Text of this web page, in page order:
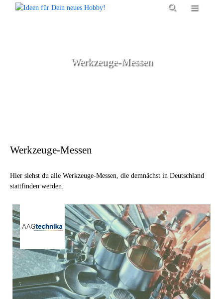
Menü
Werkzeuge-Messen
Werkzeuge-Messen
Hier siehst du alle Werkzeuge-Messen, die demnächst in Deutschland
stattfinden werden.